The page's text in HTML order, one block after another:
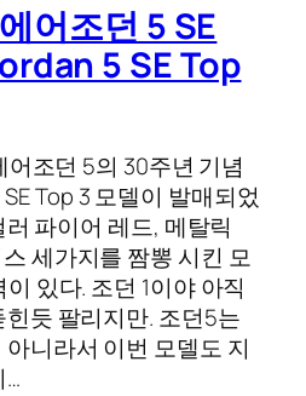
어조던 5 SE
5 SE Top
어조던 5의 30주년 기념
Top 3 모델이 발매되었
파이어 레드, 메탈릭
세가지를 짬뽕 시킨 모
있다. 조던 1이야 아직
듯 팔리지만. 조던5는
니라서 이번 모델도 지
…